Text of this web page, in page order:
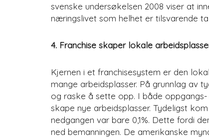
svenske undersøkelsen 2008 viser at
næringslivet som helhet er tilsvarende
4. Franchise skaper lokale
Kjernen i et franchisesystem er den
mange arbeidsplasser. På grunnlag av
og raske å sette opp. I både
skape nye arbeidsplasser. Tydeligst
nedgangen var bare 0,1%. Dette fordi
ned bemanningen. De amerikanske